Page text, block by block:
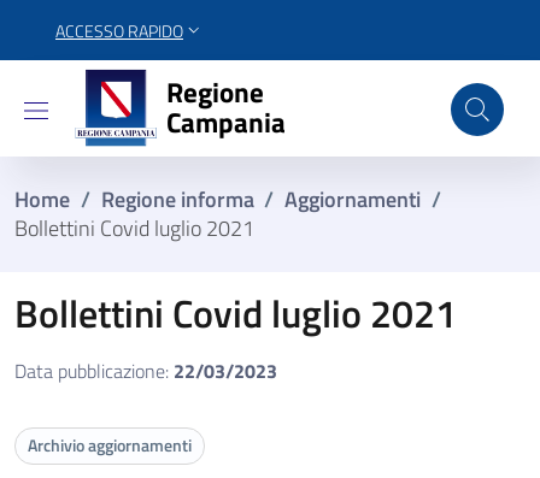
ACCESSO RAPIDO
Regione Campania
Regione
Campania
Home / Regione informa / Aggiornamenti /
Bollettini Covid luglio 2021
Bollettini Covid luglio 2021
Data pubblicazione: 22/03/2023
Archivio aggiornamenti